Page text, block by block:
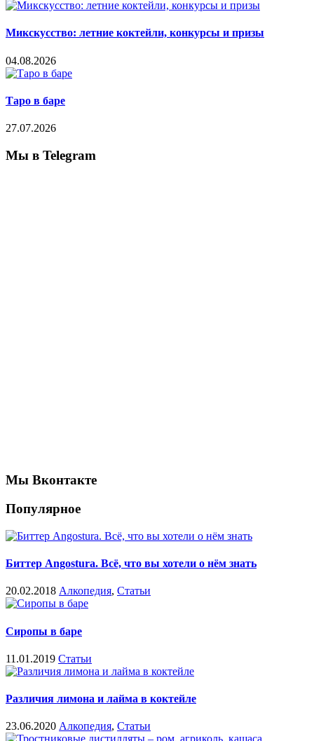
Микскусство: летние коктейли, конкурсы и призы
04.08.2026
Таро в баре
27.07.2026
Мы в Telegram
Мы Вконтакте
Популярное
Биттер Angostura. Всё, что вы хотели о нём знать
20.02.2018 Алкопедия, Статьи
Сиропы в баре
11.01.2019 Статьи
Различия лимона и лайма в коктейле
23.06.2020 Алкопедия, Статьи